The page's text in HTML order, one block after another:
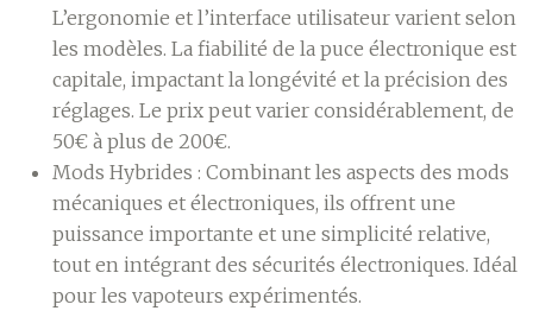
L’ergonomie et l’interface utilisateur varient selon
les modèles. La fiabilité de la puce électronique est
capitale, impactant la longévité et la précision des
réglages. Le prix peut varier considérablement, de
50€ à plus de 200€.
Mods Hybrides : Combinant les aspects des mods
mécaniques et électroniques, ils offrent une
puissance importante et une simplicité relative,
tout en intégrant des sécurités électroniques. Idéal
pour les vapoteurs expérimentés.